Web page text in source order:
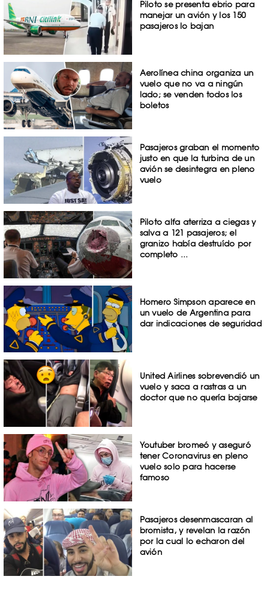
Piloto se presenta ebrio para
manejar un avión y los 150
pasajeros lo bajan
Aerolínea china organiza un
vuelo que no va a ningún
lado; se venden todos los
boletos
Pasajeros graban el momento
justo en que la turbina de un
avión se desintegra en pleno
vuelo
Piloto alfa aterriza a ciegas y
salva a 121 pasajeros; el
granizo había destruído por
completo ...
Homero Simpson aparece en
un vuelo de Argentina para
dar indicaciones de seguridad
United Airlines sobrevendió un
vuelo y saca a rastras a un
doctor que no quería bajarse
Youtuber bromeó y aseguró
tener Coronavirus en pleno
vuelo solo para hacerse
famoso
Pasajeros desenmascaran al
bromista, y revelan la razón
por la cual lo echaron del
avión